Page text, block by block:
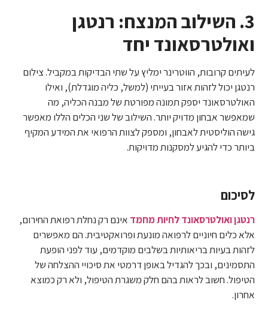
3. השילוב המנצח: רנטגן
ואולטרסאונד יחד
לעיתים קרובות, הווטרינר ימליץ על שתי הבדיקות במקביל. צילום
רנטגן יכול לזהות אזור בעייתי (למשל, כליה מוגדלת), ואילו
האולטרסאונד יספק תמונה מפורטת של מבנה הכליה, מה
שמאפשר אבחון מדויק יותר. השילוב של שני הכלים הללו מאפשר
גישה הוליסטית לאבחון, ומספק לצוות הרפואי את המידע המקיף
ביותר כדי להגיע למסקנות מדויקות.
לסיכום
רנטגן ואולטרסאונד לחיות מחמד אינם רק נחלת רפואת החירום,
אלא כלים חיוניים לרפואה מונעת ופרואקטיבית. הם מאפשרים
לזהות בעיות בריאותיות בשלבים מוקדמים, עוד לפני הופעת
התסמינים, ובכך להגדיל באופן דרמטי את סיכויי ההצלחה של
הטיפול. חשוב לראות בהם חלק משגרת הטיפול, ולא רק כמוצא
אחרון.